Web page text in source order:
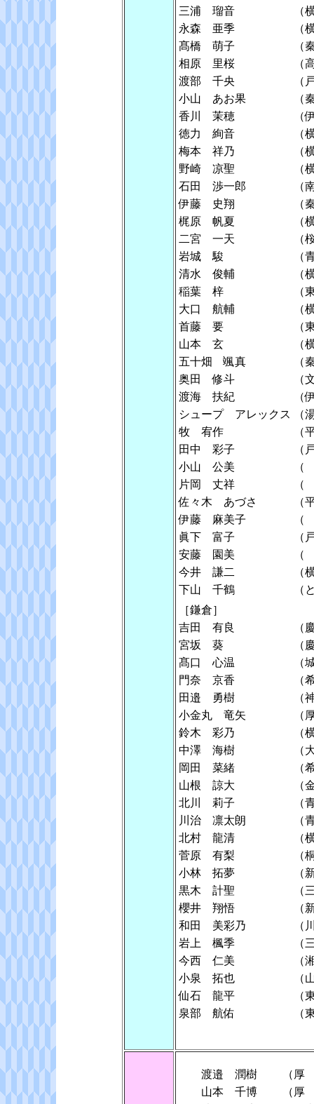
三浦 瑠音
（
永森 亜季
（
髙橋 萌子
相原 里桜
渡部 千央
小山 あお果
（
香川 茉穂
（
徳力 絢音
（
梅本 祥乃
（
野崎 凉聖
（
石田 渉一郎
伊藤 史翔
梶原 帆夏
（
二宮 一天
岩城 駿
（
清水 俊輔
（
稲葉 梓
（
大口 航輔
（
首藤 要
（
山本 玄
（
五十畑 颯真
奥田 修斗
（
渡海 扶紀
シュープ アレックス
牧 宥作
田中 彩子
小山 公美
片岡 丈祥
佐々木 あづさ
伊藤 麻美子
眞下 富子
安藤 園美
今井 謙二
下山 千鶴
［鎌倉］
吉田 有良
（
宮坂 葵
（
髙口 心温
（
門奈 京香
（
田邉 勇樹
（
小金丸 竜矢
（
鈴木 彩乃
（
中澤 海樹
（
岡田 菜緒
（
山根 諒大
北川 莉子
（
川治 凛太朗
（
北村 龍清
（
菅原 有梨
（
小林 拓夢
黒木 計聖
（
櫻井 翔悟
和田 美彩乃
（
岩上 楓季
（
今西 仁美
（
小泉 拓也
（
仙石 龍平
泉部 航佑
（
渡邉 潤樹
（
山本 千博
（